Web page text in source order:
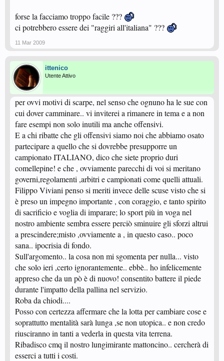
forse la facciamo troppo facile ???
ci potrebbero essere dei "raggiri all'italiana" ???
11 Mar 2009
ittenico
Utente Attivo
per ovvi motivi di scarpe, nel senso che ognuno ha le sue con
cui dover camminare.. vi inviterei a rimanere in tema e a non
fare esempi non solo inutili ma anche offensivi.
E a chi ribatte che gli offensivi siamo noi che abbiamo osato
partecipare a quello che si dovrebbe presupporre un
campionato ITALIANO, dico che siete proprio duri
comellepine! e che , ovviamente parecchi di voi si meritano
governi,regolamenti ,arbitri e campionati come quelli attuali.
Filippo Viviani penso si meriti invece delle scuse visto che si
è preso un impegno importante , con coraggio, e tanto spirito
di sacrificio e voglia di imparare; lo sport più in voga nel
nostro ambiente sembra essere perciò sminuire gli sforzi altrui
a prescindere;misto ,ovviamente a , in questo caso.. poco
sana.. ipocrisia di fondo.
Sull'argomento.. la cosa non mi sgomenta per nulla... visto
che solo ieri ,certo ignorantemente.. ebbè.. ho infelicemente
appreso che da un pò è di nuovo! consentito battere il piede
durante l'impatto della pallina nel servizio.
Roba da chiodi....
Posso con certezza affermare che la lotta per cambiare cose e
soprattutto mentalità sarà lunga ,se non utopica.. e non credo
riusciranno in tanti a vederla in questa vita terrena.
Ribadisco cmq il nostro lungimirante mattoncino.. cercherà di
esserci a tutti i costi.